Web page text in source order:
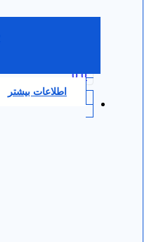
0.0
اطلاعات بیشتر